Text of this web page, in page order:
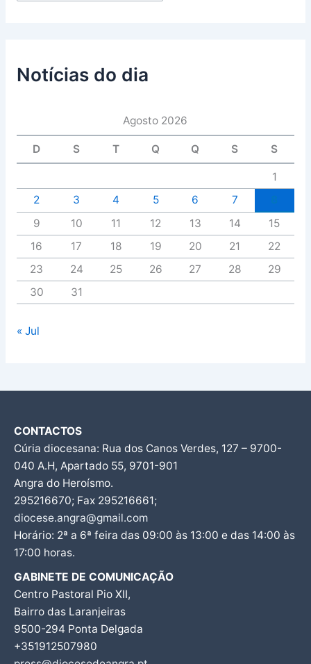
Notícias do dia
Agosto 2026
D S T Q Q S S
1
2
3 4 5 6 7
9
10 11 12 13 14
15
16
17 18 19 20 21
22
23
24 25 26 27 28
29
30
31
« Jul
CONTACTOS
Cúria diocesana: Rua dos Canos Verdes, 127 – 9700-
040 A.H, Apartado 55, 9701-901
Angra do Heroísmo.
295216670; Fax 295216661;
diocese.angra@gmail.com
Horário: 2ª a 6ª feira das 09:00 às 13:00 e das 14:00 às
17:00 horas.
GABINETE DE COMUNICAÇÃO
Centro Pastoral Pio XII,
Bairro das Laranjeiras
9500-294 Ponta Delgada
+351912507980